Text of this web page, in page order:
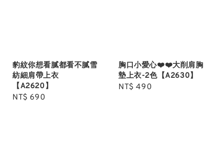
豹紋你想看膩都看不膩雪
紡細肩帶上衣
【A2620】
Regular
NT$ 690
胸口小愛心❤️❤️大削肩胸
墊上衣-2色【A2630】
Regular
NT$ 490